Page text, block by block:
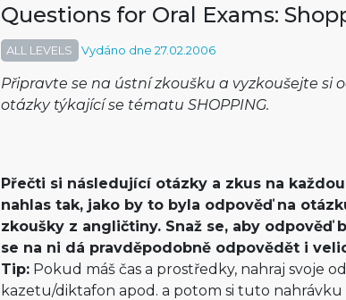
Questions for Oral Exams:
ALL LEVELS Vydáno dne 27.02.2006
Připravte se na ústní zkoušku a vyzkoušejte si
otázky týkající se tématu SHOPPING.
Přečti si následující otázky a zkus na
nahlas tak, jako by to byla odpověď na
zkoušky z angličtiny. Snaž se, aby odpověď
se na ni dá pravděpodobně odpovědět i
Tip:Pokud máš čas a prostředky, nahraj svoje
kazetu/diktafon apod. a potom si tuto nahrávku